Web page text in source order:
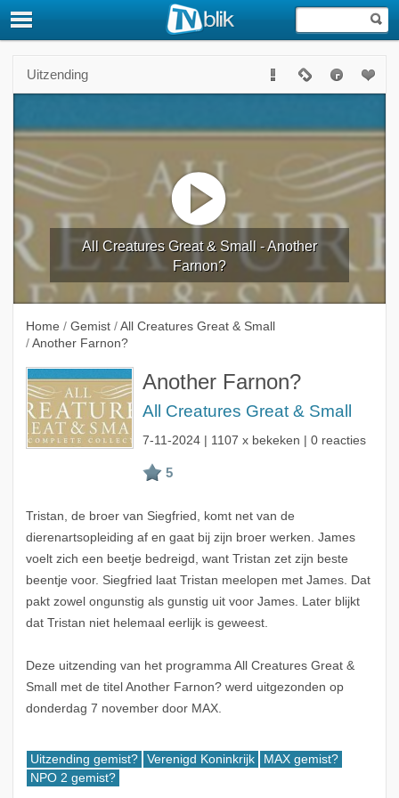
Uitzending
All Creatures Great & Small - Another
Farnon?
Home / Gemist / All Creatures Great & Small
/ Another Farnon?
Another Farnon?
All Creatures Great & Small
7-11-2024| 1107 x bekeken | 0 reacties
Tristan, de broer van Siegfried, komt net van de
dierenartsopleiding af en gaat bij zijn broer werken. James
voelt zich een beetje bedreigd, want Tristan zet zijn beste
beentje voor. Siegfried laat Tristan meelopen met James. Dat
pakt zowel ongunstig als gunstig uit voor James. Later blijkt
dat Tristan niet helemaal eerlijk is geweest.
Deze uitzending van het programma All Creatures Great &
Small met de titel Another Farnon? werd uitgezonden op
donderdag 7 november door MAX.
Uitzending gemist? Verenigd Koninkrijk
MAX gemist?
NPO 2 gemist?